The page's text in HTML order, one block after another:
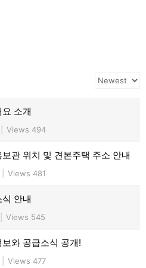
소개
Views 494
관 위치 및 견본주택 주소 안내
Views 481
안내
Views 545
와 공급소식 공개!
Views 477